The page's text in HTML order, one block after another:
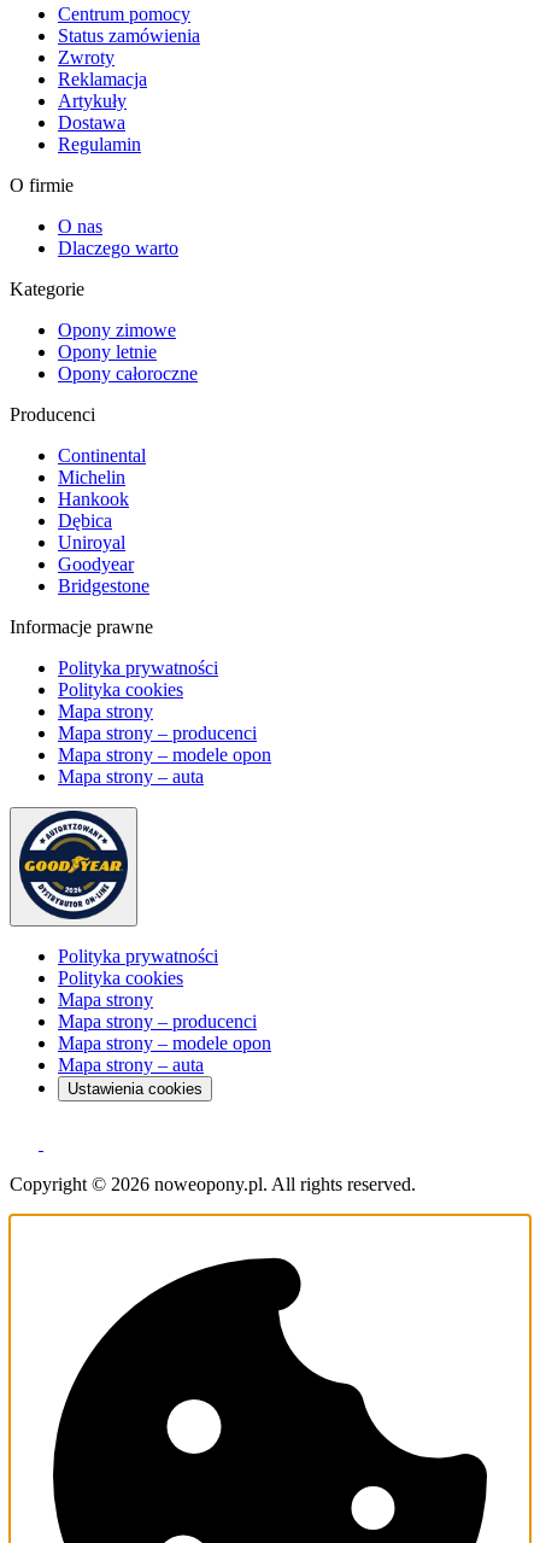
Centrum pomocy
Status zamówienia
Zwroty
Reklamacja
Artykuły
Dostawa
Regulamin
O firmie
O nas
Dlaczego warto
Kategorie
Opony zimowe
Opony letnie
Opony całoroczne
Producenci
Continental
Michelin
Hankook
Dębica
Uniroyal
Goodyear
Bridgestone
Informacje prawne
Polityka prywatności
Polityka cookies
Mapa strony
Mapa strony – producenci
Mapa strony – modele opon
Mapa strony – auta
Polityka prywatności
Polityka cookies
Mapa strony
Mapa strony – producenci
Mapa strony – modele opon
Mapa strony – auta
Ustawienia cookies
Copyright © 2026 noweopony.pl. All rights reserved.